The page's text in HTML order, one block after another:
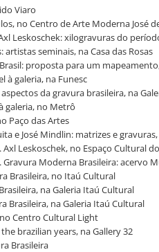
Viaro
no Centro de Arte Moderna José
Leskoschek: xilogravuras do
artistas seminais, na Casa das Rosas
proposta para um
à galeria, na Funesc
da gravura brasileira, na
galeria, no Metrô
Paço das Artes
e José Mindlin: matrizes e
Axl Leskoschek, no Espaço Cultural
Gravura Moderna Brasileira: acervo
Brasileira, no Itaú Cultural
na Galeria Itaú Cultural
Brasileira, na Galeria Itaú Cultural
no Centro Cultural Light
brazilian years, na Gallery 32
Brasileira